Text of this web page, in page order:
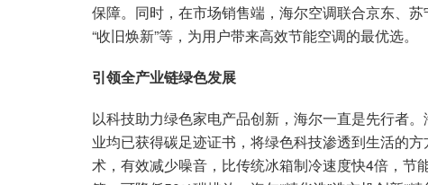
保障。同时，在市场销售端，海尔空调联合京东、
“收旧焕新”等，为用户带来高效节能空调的最优选。
引领全产业链绿色发展
以科技助力绿色家电产品创新，海尔一直是先行者
业均已获得碳足迹证书，将绿色科技渗透到生活的
术，有效减少噪音，比传统冰箱制冷速度快4倍，